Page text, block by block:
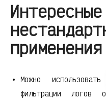
применения
Можно
фильтрации логов